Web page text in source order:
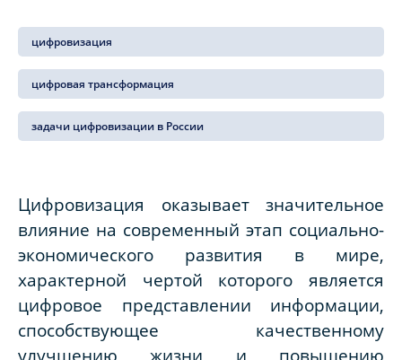
цифровизация
цифровая трансформация
задачи цифровизации в России
Цифровизация оказывает значительное
влияние на современный этап социально-
экономического развития в мире,
характерной чертой которого является
цифровое представлении информации,
способствующее качественному
улучшению жизни и повышению